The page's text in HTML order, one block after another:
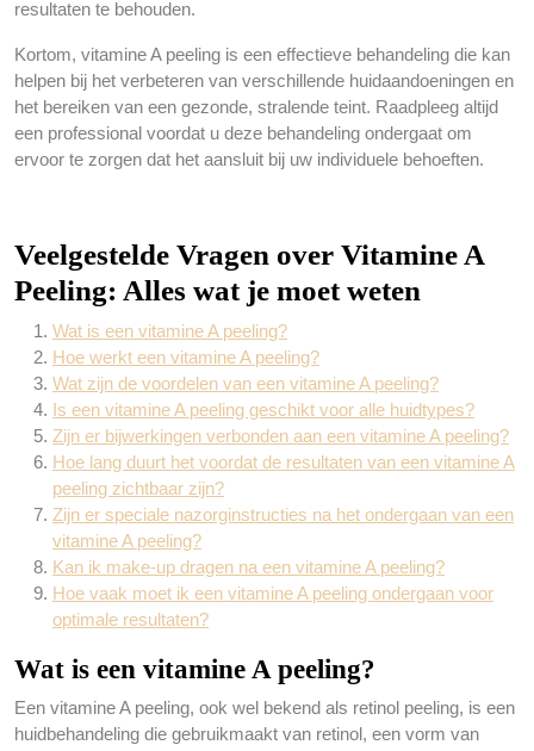
resultaten te behouden.
Kortom, vitamine A peeling is een effectieve behandeling die kan
helpen bij het verbeteren van verschillende huidaandoeningen en
het bereiken van een gezonde, stralende teint. Raadpleeg altijd
een professional voordat u deze behandeling ondergaat om
ervoor te zorgen dat het aansluit bij uw individuele behoeften.
Veelgestelde Vragen over Vitamine A
Peeling: Alles wat je moet weten
Wat is een vitamine A peeling?
Hoe werkt een vitamine A peeling?
Wat zijn de voordelen van een vitamine A peeling?
Is een vitamine A peeling geschikt voor alle huidtypes?
Zijn er bijwerkingen verbonden aan een vitamine A peeling?
Hoe lang duurt het voordat de resultaten van een vitamine A
peeling zichtbaar zijn?
Zijn er speciale nazorginstructies na het ondergaan van een
vitamine A peeling?
Kan ik make-up dragen na een vitamine A peeling?
Hoe vaak moet ik een vitamine A peeling ondergaan voor
optimale resultaten?
Wat is een vitamine A peeling?
Een vitamine A peeling, ook wel bekend als retinol peeling, is een
huidbehandeling die gebruikmaakt van retinol, een vorm van